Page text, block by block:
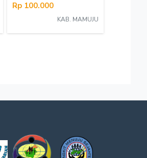
Rp 100.000
KAB. MAMUJU